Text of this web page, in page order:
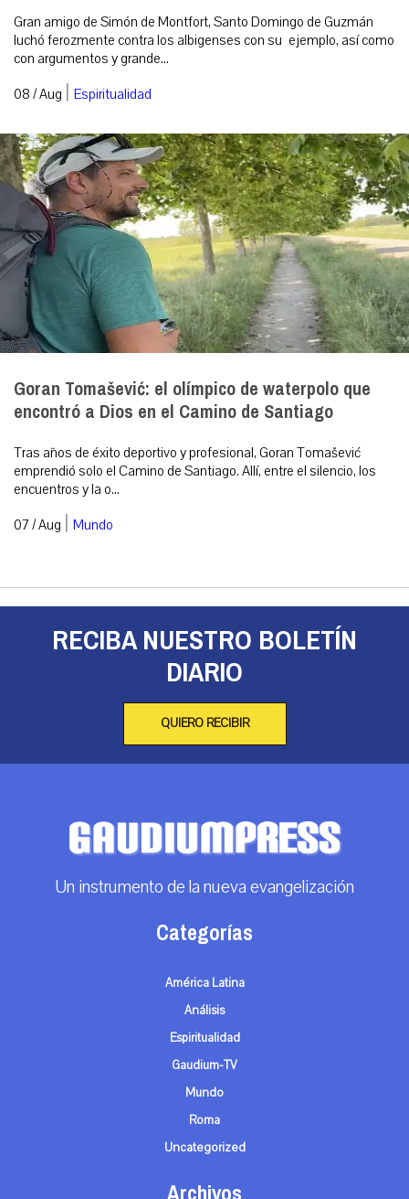
Gran amigo de Simón de Montfort, Santo Domingo de Guzmán
luchó ferozmente contra los albigenses con su ejemplo, así como
con argumentos y grande...
08 / Aug | Espiritualidad
Goran Tomašević: el olímpico de waterpolo que
encontró a Dios en el Camino de Santiago
Tras años de éxito deportivo y profesional, Goran Tomašević
emprendió solo el Camino de Santiago. Allí, entre el silencio, los
encuentros y la o...
07 / Aug | Mundo
RECIBA NUESTRO BOLETÍN
DIARIO
QUIERO RECIBIR
Un instrumento de la nueva evangelización
Categorías
América Latina
Análisis
Espiritualidad
Gaudium-TV
Mundo
Roma
Uncategorized